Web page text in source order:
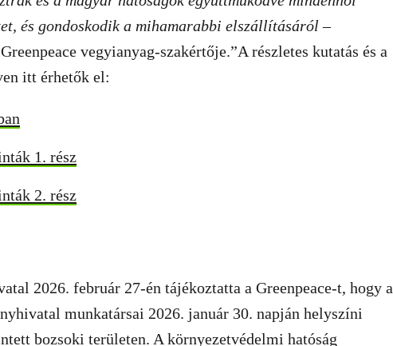
és gondoskodik a mihamarabbi elszállításáról–
vegyianyag-szakértője.”A részletes kutatás és a
itt érhetők el:
1. rész
2. rész
2026. február 27-én tájékoztatta a Greenpeace-t, hogy a
munkatársai 2026. január 30. napján helyszíni
bozsoki területen. A környezetvédelmi hatóság